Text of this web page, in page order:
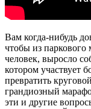
Вам когда-нибудь
чтобы из
человек, выросло
котором участвует
превратить
грандиозный
эти и другие